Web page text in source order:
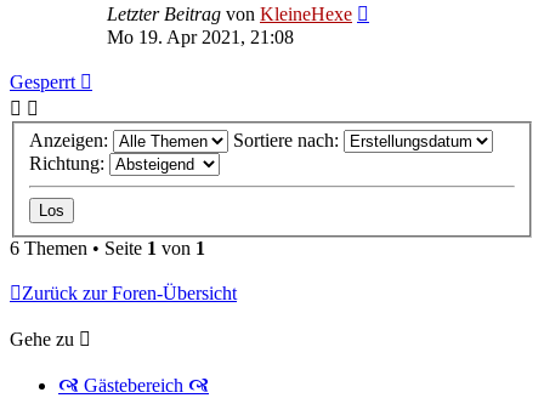
Letzter Beitrag von KleineHexe
Mo 19. Apr 2021, 21:08
Gesperrt
Anzeigen:
Sortiere nach:
Richtung:
6 Themen • Seite 1 von 1
Zurück zur Foren-Übersicht
Gehe zu
🙧 Gästebereich 🙧